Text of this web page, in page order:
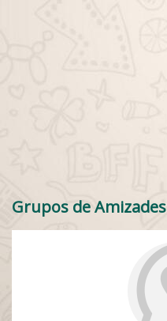
Grupos de Amizades